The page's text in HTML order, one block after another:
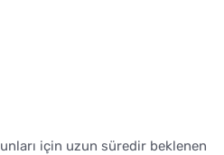
için uzun süredir beklenen